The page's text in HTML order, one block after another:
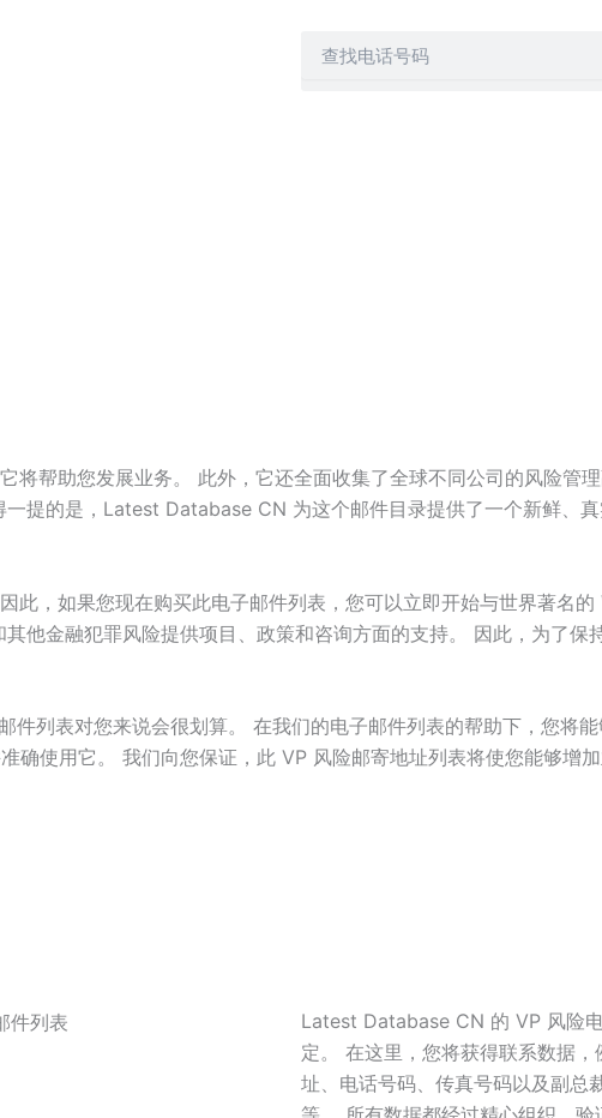
将帮助您发展业务。 此外，它还全面收集了全球不同公司的风险管
提的是，Latest Database CN 为这个邮件目录提供了一个新鲜、
此，如果您现在购买此电子邮件列表，您可以立即开始与世界著名
他金融犯罪风险提供项目、政策和咨询方面的支持。 因此，为了保
列表对您来说会很划算。 在我们的电子邮件列表的帮助下，您将
确使用它。 我们向您保证，此 VP 风险邮寄地址列表将使您能够增
Latest Database CN 的 VP 风险
定。 在这里，您将获得联系数据
址、电话号码、传真号码以及副总